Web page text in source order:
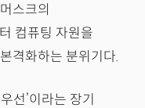
스크의
컴퓨팅 자원을
격화하는 분위기다.
선’이라는 장기